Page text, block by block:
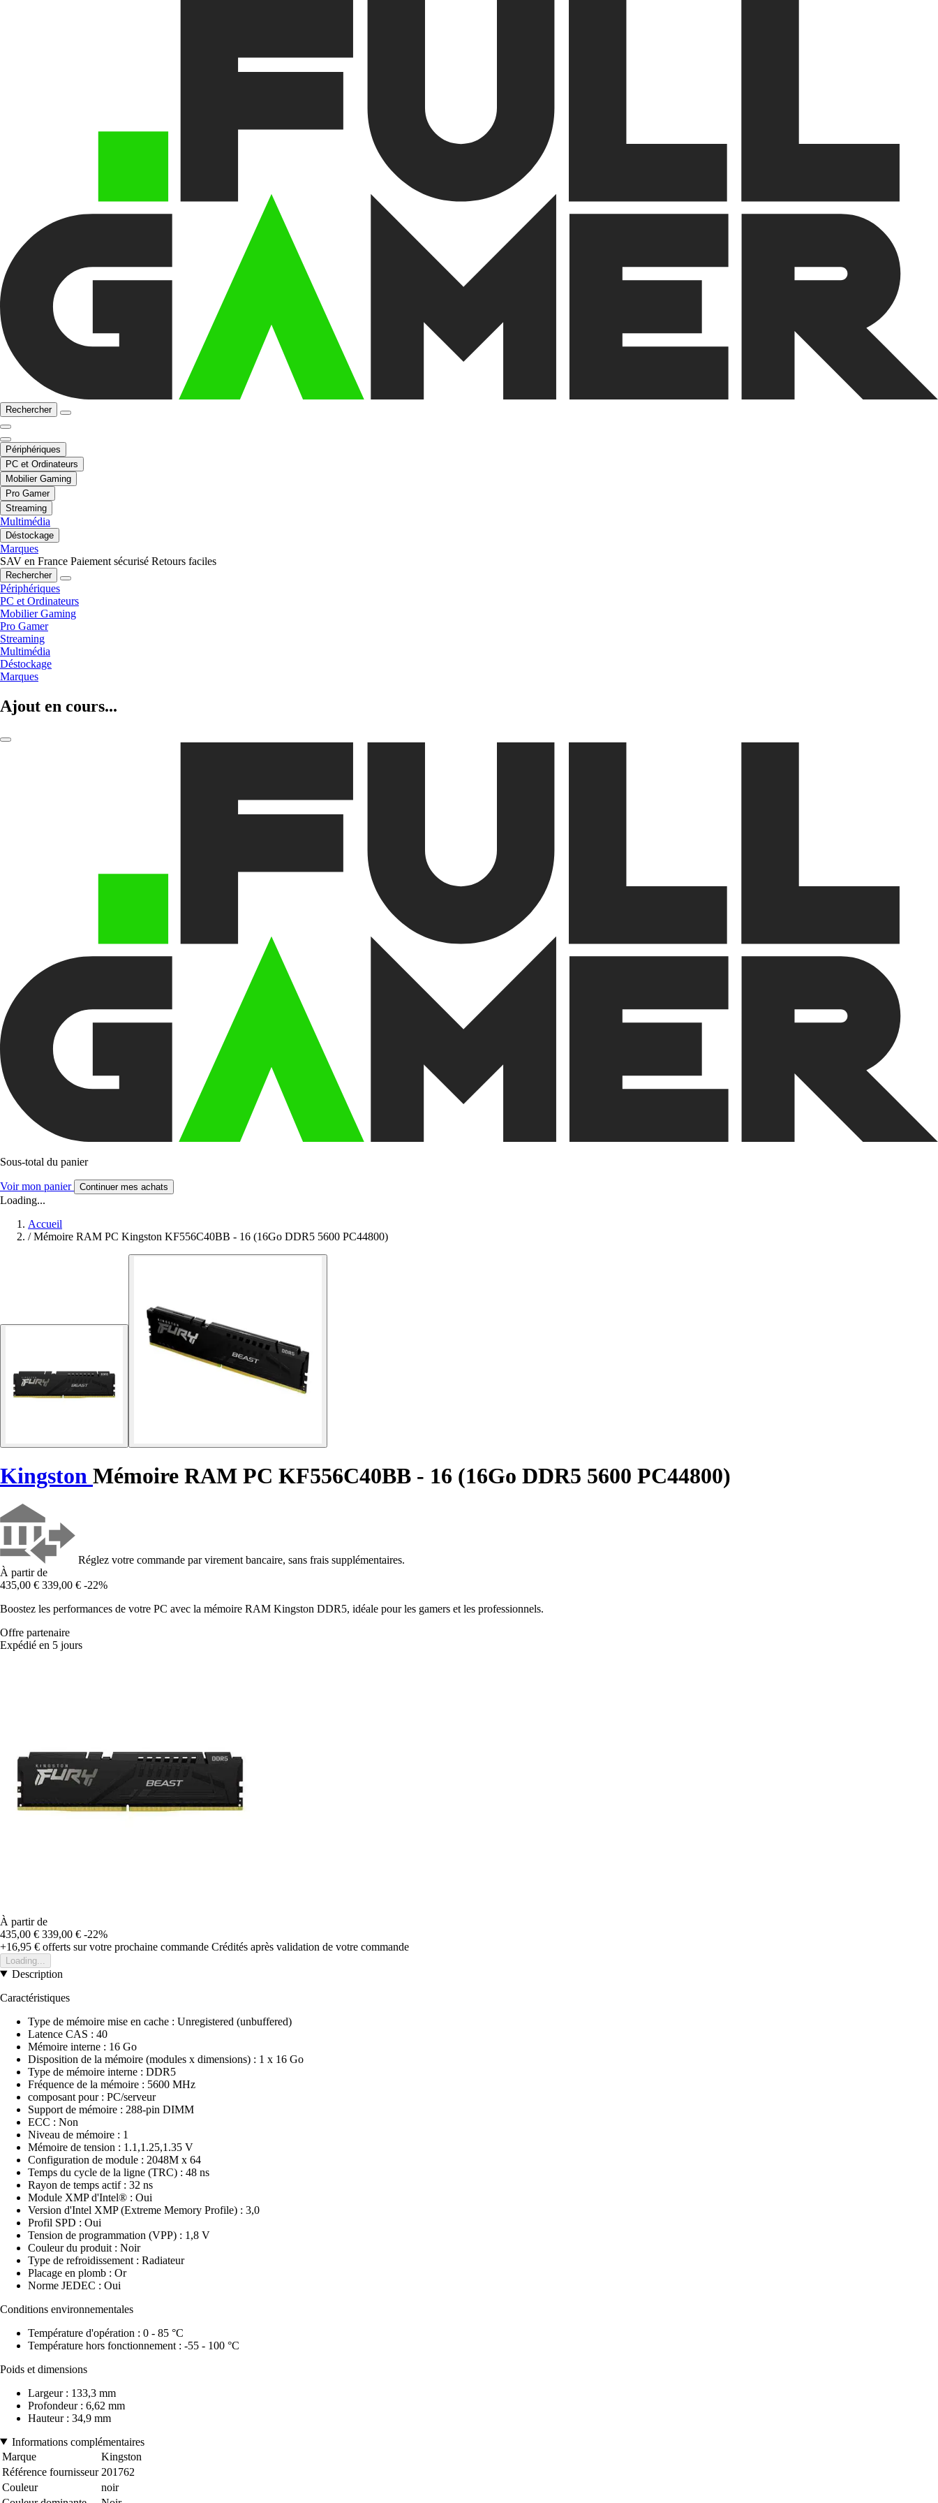
Rechercher
Périphériques
PC et Ordinateurs
Mobilier Gaming
Pro Gamer
Streaming
Multimédia
Déstockage
Marques
SAV en France Paiement sécurisé Retours faciles
Rechercher
Périphériques
PC et Ordinateurs
Mobilier Gaming
Pro Gamer
Streaming
Multimédia
Déstockage
Marques
Ajout en cours...
Sous-total du panier
Voir mon panier Continuer mes achats
Loading...
Accueil
/ Mémoire RAM PC Kingston KF556C40BB - 16 (16Go DDR5 5600 PC44800)
Kingston Mémoire RAM PC KF556C40BB - 16 (16Go DDR5 5600 PC44800)
Réglez votre commande par virement bancaire, sans frais supplémentaires.
À partir de
435,00 € 339,00 € -22%
Boostez les performances de votre PC avec la mémoire RAM Kingston DDR5, idéale pour les gamers et les professionnels.
Offre partenaire
Expédié en 5 jours
À partir de
435,00 € 339,00 € -22%
+16,95 € offerts sur votre prochaine commande Crédités après validation de votre commande
Loading...
Description
Caractéristiques
Type de mémoire mise en cache : Unregistered (unbuffered)
Latence CAS : 40
Mémoire interne : 16 Go
Disposition de la mémoire (modules x dimensions) : 1 x 16 Go
Type de mémoire interne : DDR5
Fréquence de la mémoire : 5600 MHz
composant pour : PC/serveur
Support de mémoire : 288-pin DIMM
ECC : Non
Niveau de mémoire : 1
Mémoire de tension : 1.1,1.25,1.35 V
Configuration de module : 2048M x 64
Temps du cycle de la ligne (TRC) : 48 ns
Rayon de temps actif : 32 ns
Module XMP d'Intel® : Oui
Version d'Intel XMP (Extreme Memory Profile) : 3,0
Profil SPD : Oui
Tension de programmation (VPP) : 1,8 V
Couleur du produit : Noir
Type de refroidissement : Radiateur
Placage en plomb : Or
Norme JEDEC : Oui
Conditions environnementales
Température d'opération : 0 - 85 °C
Température hors fonctionnement : -55 - 100 °C
Poids et dimensions
Largeur : 133,3 mm
Profondeur : 6,62 mm
Hauteur : 34,9 mm
Informations complémentaires
Marque
Kingston
Référence fournisseur 201762
Couleur
noir